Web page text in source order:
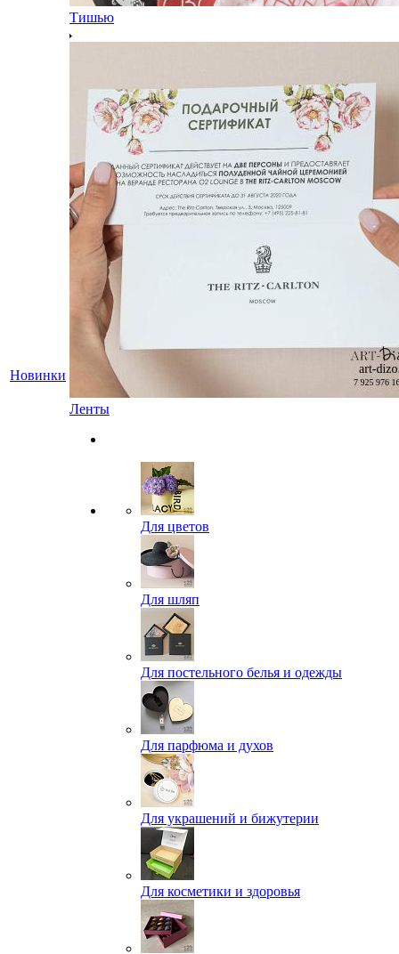
Новинки
Тишью
Ленты
Для цветов
Для шляп
Для постельного белья и одежды
Для парфюма и духов
Для украшений и бижутерии
Для косметики и здоровья